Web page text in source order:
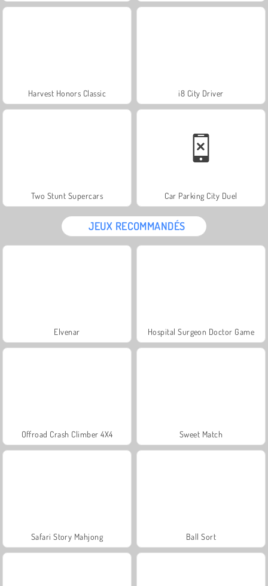
Harvest Honors Classic i8 City Driver
Two Stunt Supercars Car Parking City Duel
JEUX RECOMMANDÉS
Elvenar Hospital Surgeon Doctor Game
Offroad Crash Climber 4X4 Sweet Match
Safari Story Mahjong Ball Sort